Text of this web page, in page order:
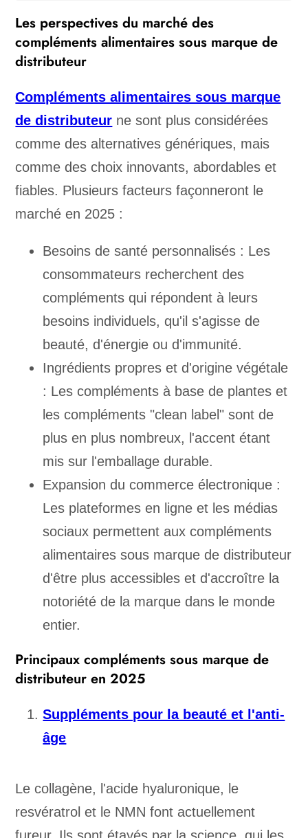
Les perspectives du marché des
compléments alimentaires sous marque de
distributeur
Compléments alimentaires sous marque
de distributeur ne sont plus considérées
comme des alternatives génériques, mais
comme des choix innovants, abordables et
fiables. Plusieurs facteurs façonneront le
marché en 2025 :
Besoins de santé personnalisés : Les
consommateurs recherchent des
compléments qui répondent à leurs
besoins individuels, qu'il s'agisse de
beauté, d'énergie ou d'immunité.
Ingrédients propres et d'origine végétale
: Les compléments à base de plantes et
les compléments "clean label" sont de
plus en plus nombreux, l'accent étant
mis sur l'emballage durable.
Expansion du commerce électronique :
Les plateformes en ligne et les médias
sociaux permettent aux compléments
alimentaires sous marque de distributeur
d'être plus accessibles et d'accroître la
notoriété de la marque dans le monde
entier.
Principaux compléments sous marque de
distributeur en 2025
Suppléments pour la beauté et l'anti-
âge
Le collagène, l'acide hyaluronique, le
resvératrol et le NMN font actuellement